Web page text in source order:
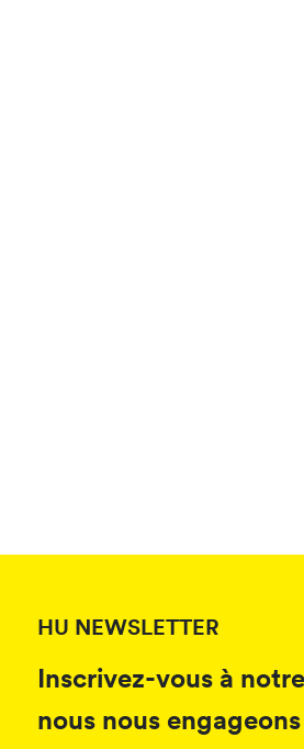
HU NEWSLETTER
Inscrivez-vous à
nous nous